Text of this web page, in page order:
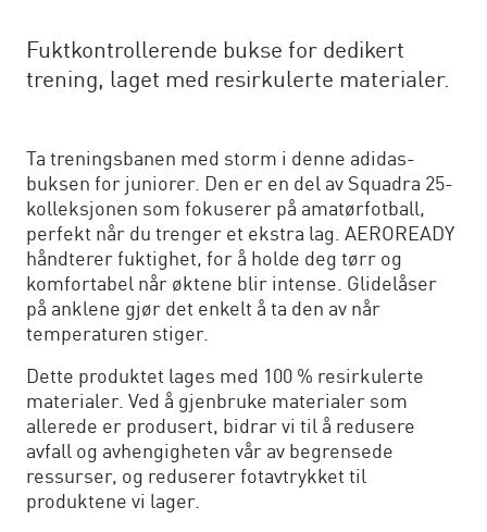
Fuktkontrollerende bukse for dedikert
trening, laget med resirkulerte materialer.
Ta treningsbanen med storm i denne adidas-
buksen for juniorer. Den er en del av Squadra 25-
kolleksjonen som fokuserer på amatørfotball,
perfekt når du trenger et ekstra lag. AEROREADY
håndterer fuktighet, for å holde deg tørr og
komfortabel når øktene blir intense. Glidelåser
på anklene gjør det enkelt å ta den av når
temperaturen stiger.
Dette produktet lages med 100 % resirkulerte
materialer. Ved å gjenbruke materialer som
allerede er produsert, bidrar vi til å redusere
avfall og avhengigheten vår av begrensede
ressurser, og reduserer fotavtrykket til
produktene vi lager.